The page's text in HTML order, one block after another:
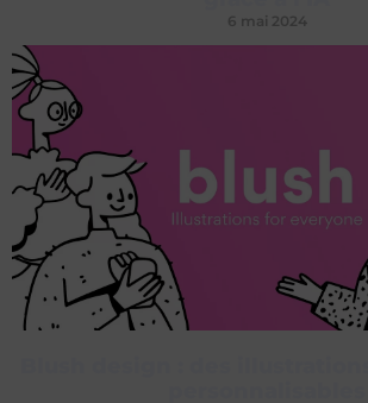
6 mai 2024